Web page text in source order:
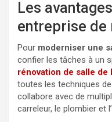
Les
entreprise de
Pour moderniser une
confier les tâches à un
rénovation de salle de
toutes les techniques
collabore avec de
carreleur, le plombier et